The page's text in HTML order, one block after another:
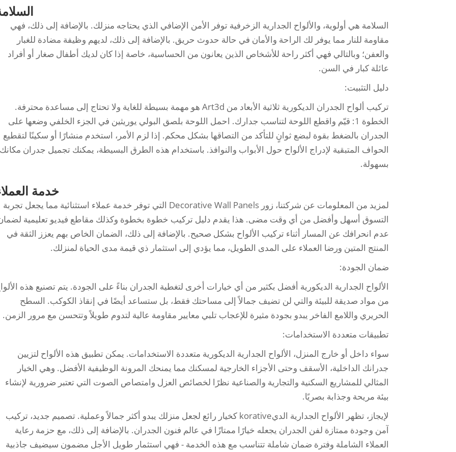
السلامة هي أولوية، والألواح الجدارية الزخرفية توفر الأمن الإضافي الذي يحتاجه منزلك. بالإضافة إلى ذلك، فهي
مقاومة للنار مما يوفر لك الراحة والأمان في حالة حدوث حريق. بالإضافة إلى ذلك، لديهم وظيفة مضادة للغبار
والعفن؛ وبالتالي فهي أكثر راحة للأشخاص الذين يعانون من الحساسية، خاصة إذا كان لديك أطفال صغار أو أفراد
عائلة كبار في السن.
دليل التثبيت:
تركيب ألواح الجدران الديكورية ثلاثية الأبعاد من Art3d هو مهمة بسيطة للغاية ولا تحتاج إلى مساعدة محترفة.
الخطوة 1: قيّم واقطع اللوحة لتناسب جدارك. احمل اللوحة بلصق البولي يوريثين في الجزء الخلفي وضعها على
الجدران بالضغط بقوة لبضع ثوانٍ للتأكد من التصاقها بشكل محكم. إذا لزم الأمر، استخدم منشارًا أو سكينًا لتقطيع
الحواف المتبقية لإدراج الألواح حول الأبواب والنوافذ. باستخدام هذه الطرق البسيطة، يمكنك تجميل جدران مكانك
بسهولة.
خدمة
لمزيد من المعلومات عن شركتنا، زور Decorative Wall Panels التي توفر خدمة عملاء استثنائية مما يجعل تجربة
التسوق أسهل وأفضل من أي وقت مضى. هذا يقدم دليل تركيب خطوة بخطوة وكذلك مقاطع فيديو تعليمية
عدم انحرافك عن المسار أثناء تركيب الألواح بشكل صحيح. بالإضافة إلى ذلك، الضمان الخاص بهم يعزز الثقة في
المنتج المتين ورضا العملاء على المدى الطويل، مما يؤدي إلى استثمار ذي قيمة مدى الحياة لمنزلك.
ضمان الجودة:
الألواح الجدارية الديكورية أفضل بكثير من أي خيارات أخرى لتغطية الجدران بناءً على الجودة. يتم تصنيع هذه
من مواد صديقة للبيئة والتي لن تضيف جمالاً إلى مساحتك فقط، بل ستساعد أيضًا في إنقاذ الكوكب. السطح
الحريري واللامع الفاخر يبدو بجودة مثيرة للإعجاب تلبي معايير مقاومة عالية لتدوم طويلاً وتتحسن مع مرور الزمن.
تطبيقات متعددة الاستخدامات:
سواء داخل أو خارج المنزل، الألواح الجدارية الديكورية متعددة الاستخدامات. يمكن تطبيق هذه الألواح لتزيين
جدرانك الداخلية، الأسقف وحتى الأجزاء الخارجية لمسكنك مما يمنحك المرونة الوظيفية الأفضل. وهي الخيار
المثالي للمشاريع السكنية والتجارية والصناعية نظرًا لخصائص العزل وامتصاص الصوت التي تعتبر ضرورية لإنشاء
بيئة مريحة وجذابة بصريًا.
لإيجاز، تظهر الألواح الجدارية الديkorative كخيار رائع لجعل منزلك يبدو أكثر جمالاً وعملية. تصميم جديد، تركيب
آمن وجودة ممتازة لفن الجدران يجعله خيارًا ممتازًا في عالم فنون الجدران. بالإضافة إلى ذلك، مع حزمة رعاية
العملاء الشاملة وفترة ضمان شاملة تتناسب مع هذه الخدمة - فهي استثمار طويل الأجل مضمون سيضيف جاذبية